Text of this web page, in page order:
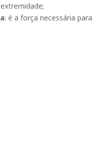
: é a força necessária para